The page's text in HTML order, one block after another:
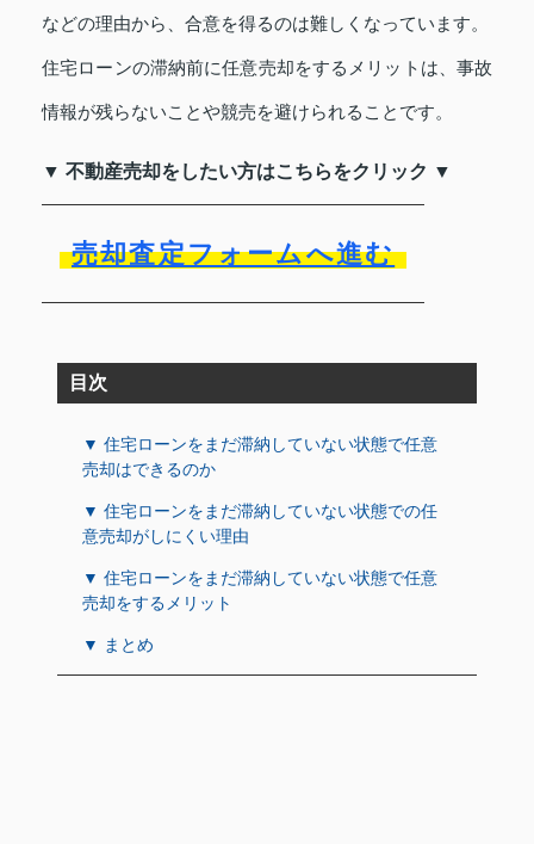
などの理由から、合意を得るのは難しくなっています。
住宅ローンの滞納前に任意売却をするメリットは、事故
情報が残らないことや競売を避けられることです。
▼ 不動産売却をしたい方はこちらをクリック ▼
売却査定フォームへ進む
目次
▼ 住宅ローンをまだ滞納していない状態で任意
売却はできるのか
▼ 住宅ローンをまだ滞納していない状態での任
意売却がしにくい理由
▼ 住宅ローンをまだ滞納していない状態で任意
売却をするメリット
▼ まとめ